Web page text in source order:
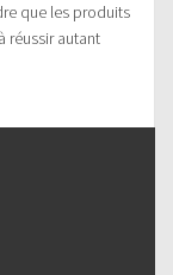
que les produits
réussir autant